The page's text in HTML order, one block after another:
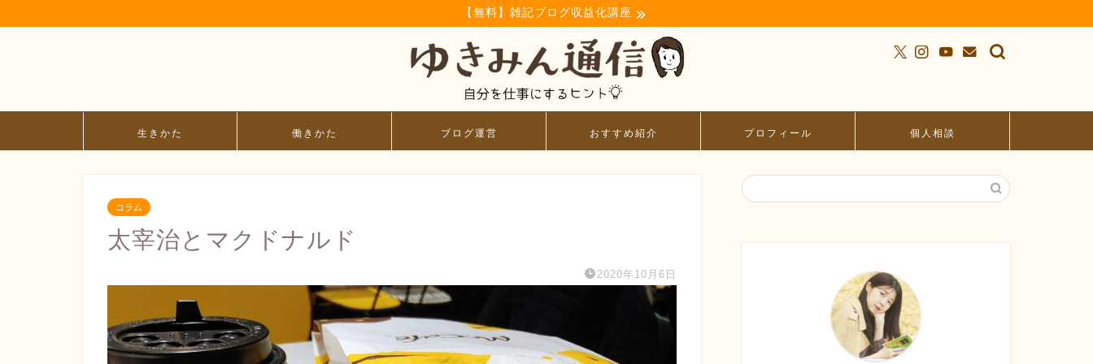
【無料】雑記ブログ収益化講座
生きかた 働きかた ブログ運営 おすすめ紹介 プロフィール 個人相談
コラム
太宰治とマクドナルド
2020年10月6日